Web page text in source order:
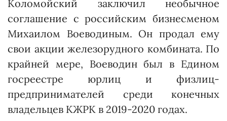
Коломойский заключил необычное
соглашение с российским бизнесменом
Михаилом Воеводиным. Он продал ему
свои акции железорудного комбината. По
крайней мере, Воеводин был в Едином
госреестре юрлиц и физлиц-
предпринимателей среди конечных
владельцев КЖРК в 2019-2020 годах.